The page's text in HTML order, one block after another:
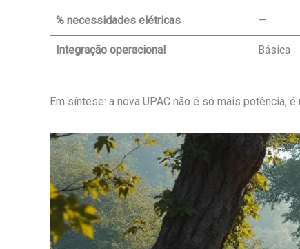
% necessidades elétricas —
Integração operacional Básica
Em síntese: a nova UPAC não é só mais potência;